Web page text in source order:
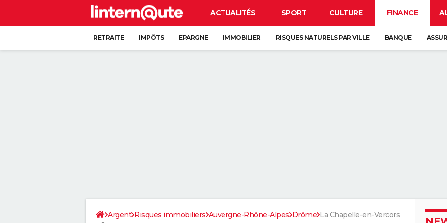
ACTUALITÉS SPORT CULTURE FINANCE
RETRAITE IMPÔTS EPARGNE IMMOBILIER RISQUES NATURELS PAR VILLE BANQUE
Argent Risques immobiliers Auvergne-Rhône-Alpes Drôme La Chapelle-en-Vercors